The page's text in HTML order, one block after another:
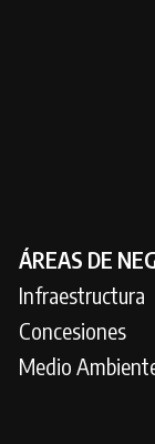
ÁREAS DE
Infraestructura
Concesiones
Medio